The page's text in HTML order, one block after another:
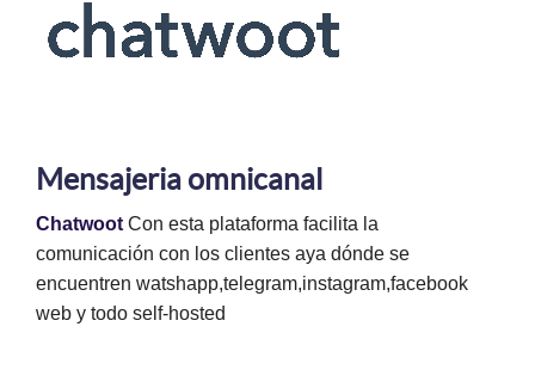
Mensajeria omnicanal
Chatwoot Con esta plataforma facilita la
comunicación con los clientes aya dónde se
encuentren watshapp,telegram,instagram,facebook
web y todo self-hosted